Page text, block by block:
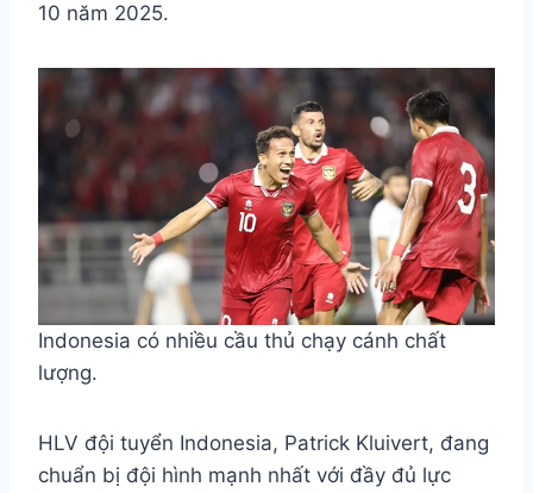
10 năm 2025.
Indonesia có nhiều cầu thủ chạy cánh chất
lượng.
HLV đội tuyển Indonesia, Patrick Kluivert, đang
chuẩn bị đội hình mạnh nhất với đầy đủ lực